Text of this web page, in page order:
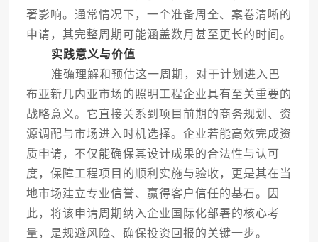
著影响。通常情况下，一个准备周全、案卷清晰的
申请，其完整周期可能涵盖数月甚至更长的时间。
实践意义与价值
准确理解和预估这一周期，对于计划进入巴
布亚新几内亚市场的照明工程企业具有至关重要的
战略意义。它直接关系到项目前期的商务规划、资
源调配与市场进入时机选择。企业若能高效完成资
质申请，不仅能确保其设计成果的合法性与认可
度，保障工程项目的顺利实施与验收，更是其在当
地市场建立专业信誉、赢得客户信任的基石。因
此，将该申请周期纳入企业国际化部署的核心考
量，是规避风险、确保投资回报的关键一步。